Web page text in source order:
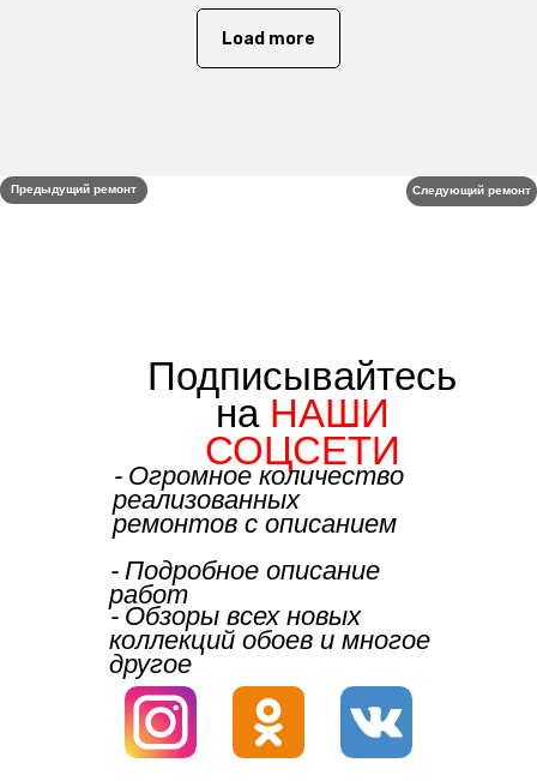
Load more
Предыдущий ремонт Следующий ремонт
Подписывайтесь
на НАШИ
СОЦСЕТИ
⁃ Обзоры всех новых
коллекций обоев и многое
другое
⁃ Подробное описание
работ
⁃ Огромное количество
реализованных
ремонтов с описанием